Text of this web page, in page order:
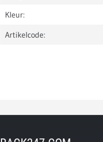
Kleur:
Artikelcode: